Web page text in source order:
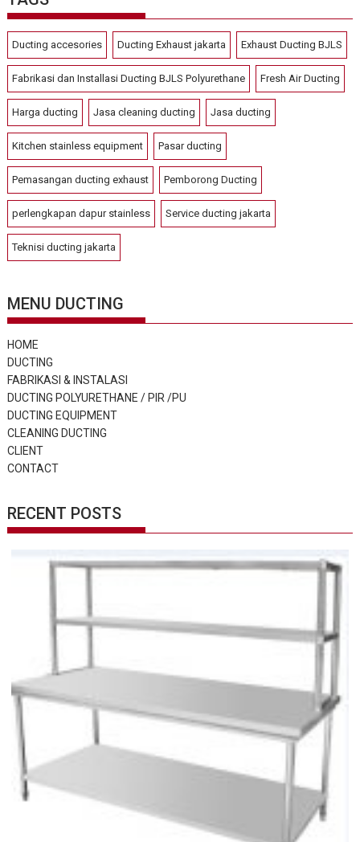
Ducting accesories Ducting Exhaust jakarta Exhaust Ducting BJLS
Fabrikasi dan Installasi Ducting BJLS Polyurethane Fresh Air Ducting
Harga ducting Jasa cleaning ducting Jasa ducting
Kitchen stainless equipment Pasar ducting
Pemasangan ducting exhaust Pemborong Ducting
perlengkapan dapur stainless Service ducting jakarta
Teknisi ducting jakarta
MENU DUCTING
HOME
DUCTING
FABRIKASI & INSTALASI
DUCTING POLYURETHANE / PIR /PU
DUCTING EQUIPMENT
CLEANING DUCTING
CLIENT
CONTACT
RECENT POSTS